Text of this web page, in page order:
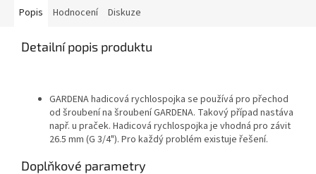
Popis Hodnocení Diskuze
Detailní popis produktu
GARDENA hadicová rychlospojka se používá pro přechod
od šroubení na šroubení GARDENA. Takový případ nastáva
např. u praček. Hadicová rychlospojka je vhodná pro závit
26.5 mm (G 3/4"). Pro každý problém existuje řešení.
Doplňkové parametry